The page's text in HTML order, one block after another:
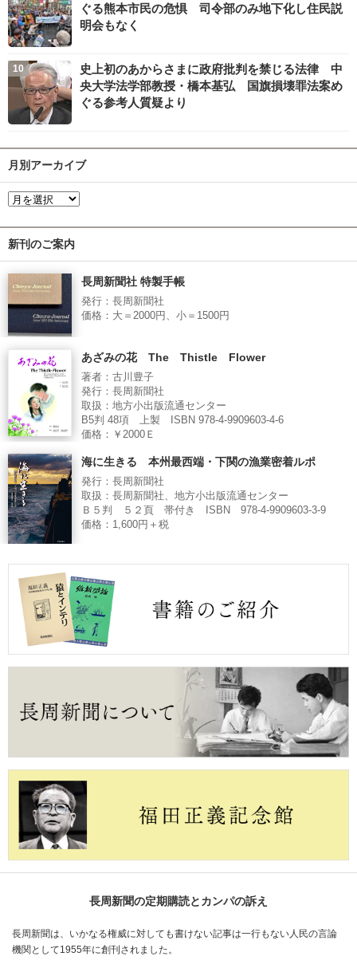
ぐる熊本市民の危惧 司令部のみ地下化し住民説
明会もなく
史上初のあからさまに政府批判を禁じる法律 中
央大学法学部教授・橋本基弘 国旗損壊罪法案め
ぐる参考人質疑より
月別アーカイブ
新刊のご案内
長周新聞社 特製手帳
発行：長周新聞社
価格：大＝2000円、小＝1500円
あざみの花 The Thistle Flower
著者：古川豊子
発行：長周新聞社
取扱：地方小出版流通センター
B5判 48項 上製 ISBN 978-4-9909603-4-6
価格：￥2000Ｅ
海に生きる 本州最西端・下関の漁業密着ルポ
発行：長周新聞社
取扱：長周新聞社、地方小出版流通センター
Ｂ５判 ５２頁 帯付き ISBN 978-4-9909603-3-9
価格：1,600円＋税
長周新聞の定期購読とカンパの訴え
長周新聞は、いかなる権威に対しても書けない記事は一行もない人民の言論
機関として1955年に創刊されました。